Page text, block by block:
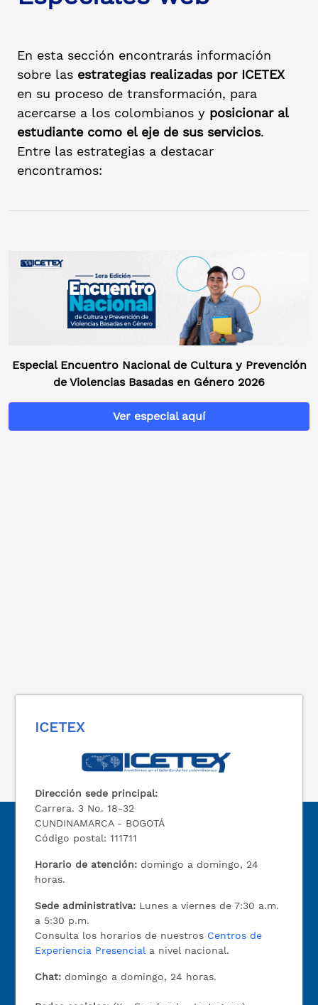
En esta sección encontrarás información
sobre las estrategias realizadas por ICETEX
en su proceso de transformación, para
acercarse a los colombianos y posicionar al
estudiante como el eje de sus servicios.
Entre las estrategias a destacar
encontramos:
Especial Encuentro Nacional de Cultura y Prevención
de Violencias Basadas en Género 2026
Ver especial aquí
ICETEX
Dirección sede principal:
Carrera. 3 No. 18-32
CUNDINAMARCA - BOGOTÁ
Código postal: 111711
Horario de atención: domingo a domingo, 24
horas.
Sede administrativa: Lunes a viernes de 7:30 a.m.
a 5:30 p.m.
Consulta los horarios de nuestros Centros de
Experiencia Presencial a nivel nacional.
Chat: domingo a domingo, 24 horas.